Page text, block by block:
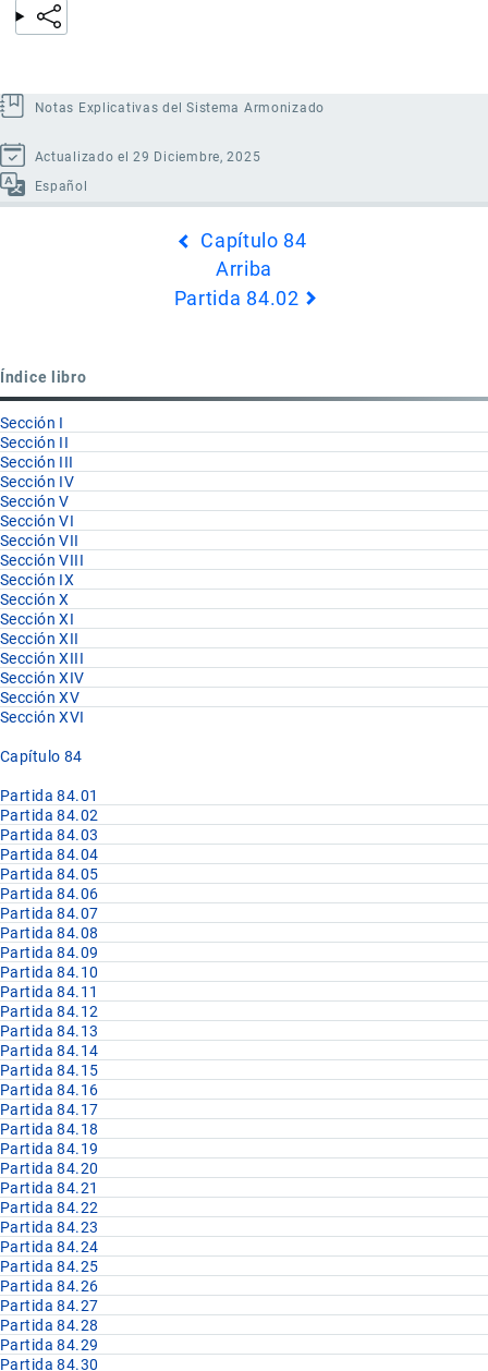
Notas Explicativas del Sistema Armonizado
Actualizado el 29 Diciembre, 2025
Español
Capítulo 84
Arriba
Partida 84.02
Índice libro
Sección I
Sección II
Sección III
Sección IV
Sección V
Sección VI
Sección VII
Sección VIII
Sección IX
Sección X
Sección XI
Sección XII
Sección XIII
Sección XIV
Sección XV
Sección XVI
Capítulo 84
Partida 84.01
Partida 84.02
Partida 84.03
Partida 84.04
Partida 84.05
Partida 84.06
Partida 84.07
Partida 84.08
Partida 84.09
Partida 84.10
Partida 84.11
Partida 84.12
Partida 84.13
Partida 84.14
Partida 84.15
Partida 84.16
Partida 84.17
Partida 84.18
Partida 84.19
Partida 84.20
Partida 84.21
Partida 84.22
Partida 84.23
Partida 84.24
Partida 84.25
Partida 84.26
Partida 84.27
Partida 84.28
Partida 84.29
Partida 84.30